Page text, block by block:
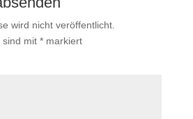
wird nicht veröffentlicht.
sind mit *markiert